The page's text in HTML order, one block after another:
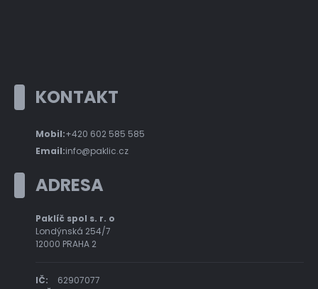
KONTAKT
Mobil:+420 602 585 585
Email:info@paklic.cz
ADRESA
Paklíč spol s. r. o
Londýnská 254/7
12000 PRAHA 2
IČ:
62907077